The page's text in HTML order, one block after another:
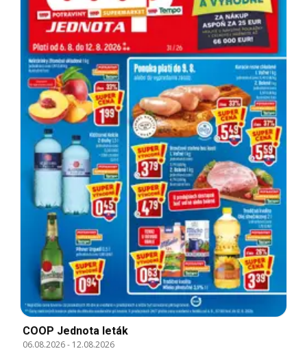
COOP Jednota leták
06.08.2026- 12.08.2026